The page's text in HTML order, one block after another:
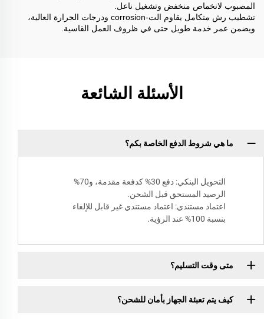
المصبوب لانخماص منخفض وتشغيل ناعل.
تشطيب رش متكامل يقاوم الت-corrosion ودرجات الحرارة العالية،
ويضمن عمر خدمة طويل حتى في ظروف العمل القاسية.
الأسئلة الشائعة
ما هي شروط الدفع الخاصة بكم؟
التحويل البنكي: دفع 30% كدفعة مقدمة، و70%
الرصيد المستحق قبل الشحن.
اعتماد مستندي: اعتماد مستندي غير قابل للإلغاء
بنسبة 100% عند الرؤية.
متى وقت التسليم؟
كيف يتم تعبئة الجهاز بأمان للشحن؟